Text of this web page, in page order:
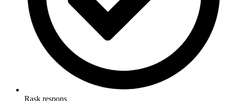
Rask respons